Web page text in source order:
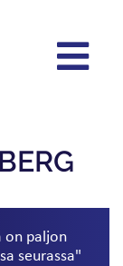
on paljon
seurassa"